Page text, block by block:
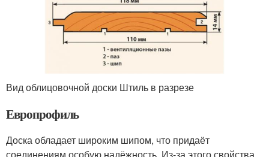
Вид облицовочной доски Штиль в разрезе
Европрофиль
Доска обладает широким шипом, что придаёт